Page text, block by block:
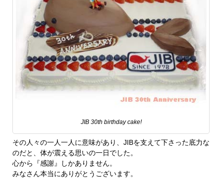
JIB 30th birthday cake!
その人々の一人一人に意味があり、JIBを支えて下さった底力な
のだと、体が震える思いの一日でした。
心から『感謝』しかありません。
みなさん本当にありがとうございます。